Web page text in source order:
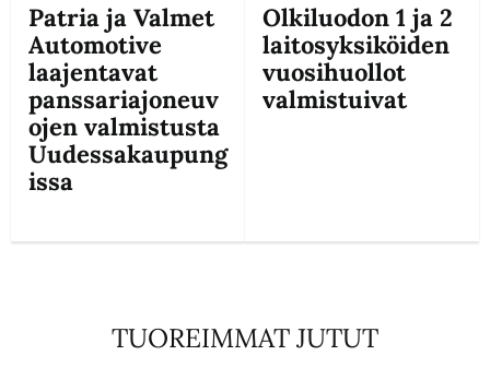
Patria ja Valmet
Automotive
laajentavat
panssariajoneuv
ojen valmistusta
Uudessakaupung
issa
Olkiluodon 1 ja 2
laitosyksiköiden
vuosihuollot
valmistuivat
TUOREIMMAT JUTUT